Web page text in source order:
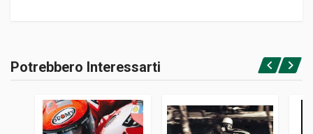
Rilegato
Accedi o registrati
Potrebbero Interessarti